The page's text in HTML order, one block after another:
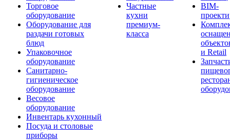
Торговое
оборудование
Оборудование для
раздачи готовых
блюд
Упаковочное
оборудование
Санитарно-
гигиеническое
оборудование
Весовое
оборудование
Инвентарь кухонный
Посуда и столовые
приборы
Частные
кухни
премиум-
класса
BIM-
и Retail